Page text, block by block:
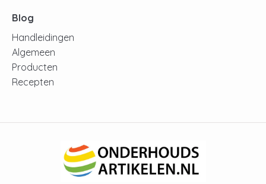
Blog
Handleidingen
Algemeen
Producten
Recepten